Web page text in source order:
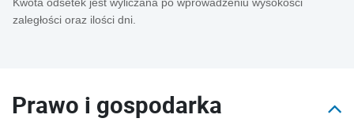
zaległości oraz ilości dni.
Prawo i gospodarka